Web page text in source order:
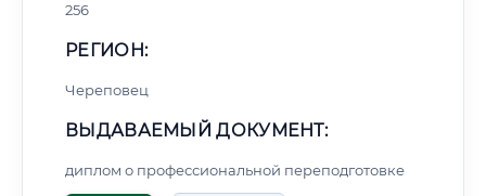
256
РЕГИОН:
Череповец
ВЫДАВАЕМЫЙ ДОКУМЕНТ:
диплом о профессиональной переподготовке